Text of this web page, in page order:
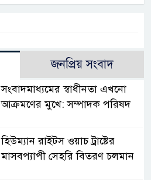
জনপ্রিয় সংবাদ
সংবাদমাধ্যমের স্বাধীনতা এখনো
আক্রমণের মুখে: সম্পাদক পরিষদ
হিউম্যান রাইটস ওয়াচ ট্রাষ্টের
মাসবপ্যাপী সেহরি বিতরণ চলমান